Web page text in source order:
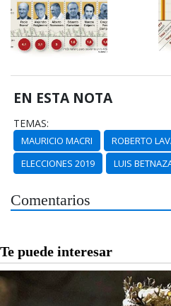
EN ESTA NOTA
TEMAS:
MAURICIO MACRI ROBERTO
ELECCIONES 2019
LUIS
Comentarios